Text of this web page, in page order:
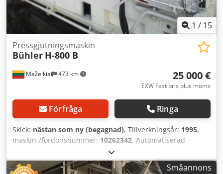
1 / 15
Mažeikiai 473 km
Pressgjutningsmaskin
Bühler H-800 B
25 000 €
EXW Fast pris plus moms
Förfråga Ringa
Skick: nästan som ny (begagnad), Tillverkningsår: 1995,
maskin-/fordonsnummer: 10262342, Automatiserad
högtrycksgjutmaskin från Bühler. 9800 kN låskraft.
Dsdpofbl Enjfx Aansck Maskinen är demonterad.
Småannons